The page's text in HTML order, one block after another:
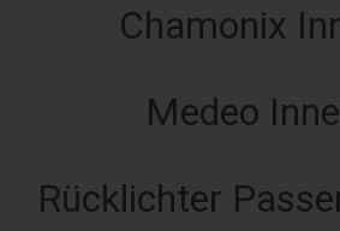
Chamonix
Medeo
Rücklichter